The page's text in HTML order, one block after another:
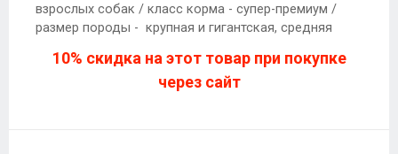
взрослых собак / класс корма - супер-премиум /
размер породы - крупная и гигантская, средняя
10% скидка на этот товар при покупке
через сайт